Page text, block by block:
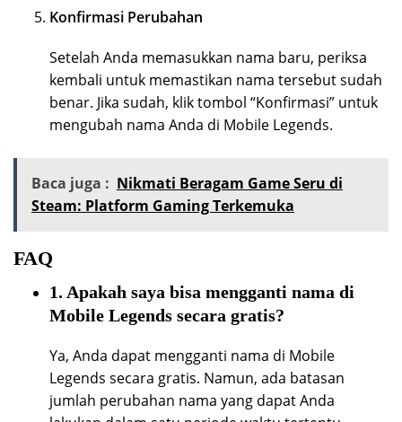
Konfirmasi Perubahan
Setelah Anda memasukkan nama baru, periksa
kembali untuk memastikan nama tersebut sudah
benar. Jika sudah, klik tombol “Konfirmasi” untuk
mengubah nama Anda di Mobile Legends.
Baca juga : Nikmati Beragam Game Seru di
Steam: Platform Gaming Terkemuka
FAQ
1. Apakah saya bisa mengganti nama di
Mobile Legends secara gratis?
Ya, Anda dapat mengganti nama di Mobile
Legends secara gratis. Namun, ada batasan
jumlah perubahan nama yang dapat Anda